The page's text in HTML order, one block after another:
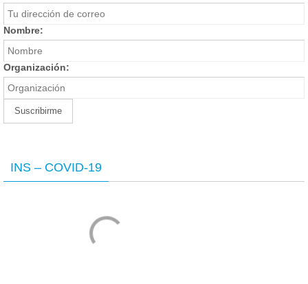
Nombre:
Organización:
INS – COVID-19